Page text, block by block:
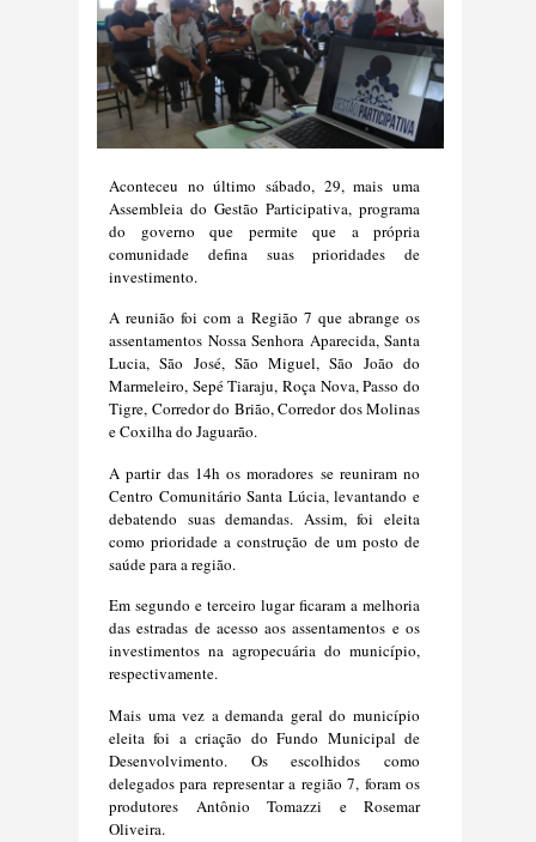
Aconteceu no último sábado, 29, mais uma
Assembleia do Gestão Participativa, programa
do governo que permite que a própria
comunidade defina suas prioridades de
investimento.
A reunião foi com a Região 7 que abrange os
assentamentos Nossa Senhora Aparecida, Santa
Lucia, São José, São Miguel, São João do
Marmeleiro, Sepé Tiaraju, Roça Nova, Passo do
Tigre, Corredor do Brião, Corredor dos Molinas
e Coxilha do Jaguarão.
A partir das 14h os moradores se reuniram no
Centro Comunitário Santa Lúcia, levantando e
debatendo suas demandas. Assim, foi eleita
como prioridade a construção de um posto de
saúde para a região.
Em segundo e terceiro lugar ficaram a melhoria
das estradas de acesso aos assentamentos e os
investimentos na agropecuária do município,
respectivamente.
Mais uma vez a demanda geral do município
eleita foi a criação do Fundo Municipal de
Desenvolvimento. Os escolhidos como
delegados para representar a região 7, foram os
produtores Antônio Tomazzi e Rosemar
Oliveira.